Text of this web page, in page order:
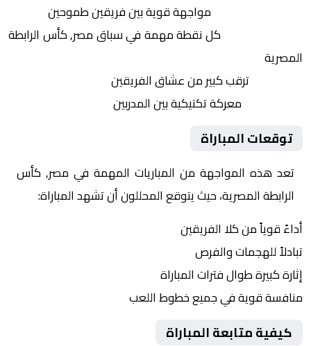
مواجهة قوية بين فريقين طموحين
كل نقطة مهمة في سباق مصر, كأس الرابطة
المصرية
ترقب كبير من عشاق الفريقين
معركة تكتيكية بين المدربين
توقعات المباراة
تعد هذه المواجهة من المباريات المهمة في مصر, كأس
الرابطة المصرية، حيث يتوقع المحللون أن تشهد المباراة:
أداءً قوياً من كلا الفريقين
تبادلاً للهجمات والفرص
إثارة كبيرة طوال فترات المباراة
منافسة قوية في جميع خطوط اللعب
كيفية متابعة المباراة